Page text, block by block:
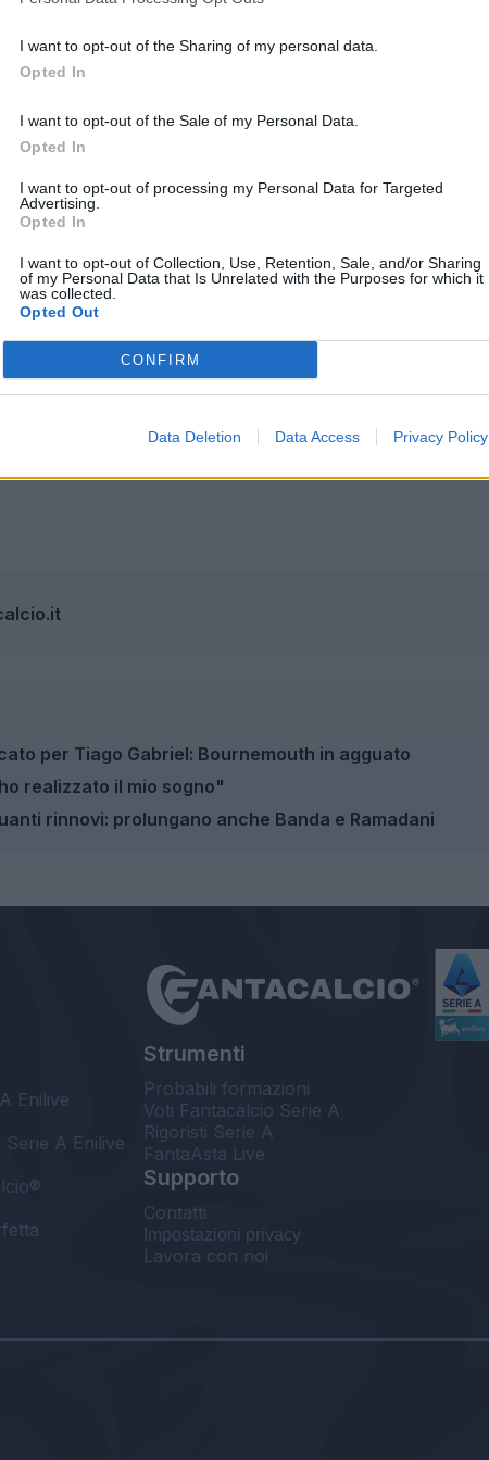
I want to opt-out of the Sharing of my personal data.
Opted In
I want to opt-out of the Sale of my Personal Data.
Opted In
I want to opt-out of processing my Personal Data for Targeted
Advertising.
Opted In
I want to opt-out of Collection, Use, Retention, Sale, and/or Sharing
of my Personal Data that Is Unrelated with the Purposes for which it
was collected.
Opted Out
CONFIRM
Data Deletion Data Access Privacy Policy
retrocessione in Serie B. Nelle prossime ore la
per Tiago Gabriel: Bournemouth in agguato
realizzato il mio sogno"
rinnovi: prolungano anche Banda e Ramadani
Enilive
A Enilive
Strumenti
Probabili formazioni
Voti Fantacalcio Serie A
Rigoristi Serie A
FantaAsta Live
Supporto
Contatti
Impostazioni privacy
Lavora con noi